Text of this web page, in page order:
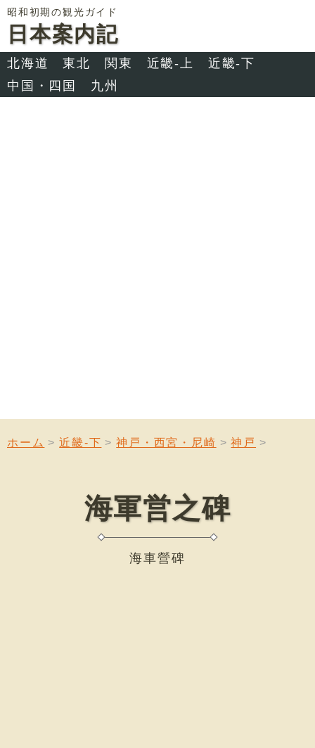
昭和初期の観光ガイド
日本案内記
北海道 東北 関東 近畿-上
近畿-下
中国・四国
九州
ホーム 近畿-下 神戸・西宮・尼崎 神戸
海軍営之碑
海車營碑